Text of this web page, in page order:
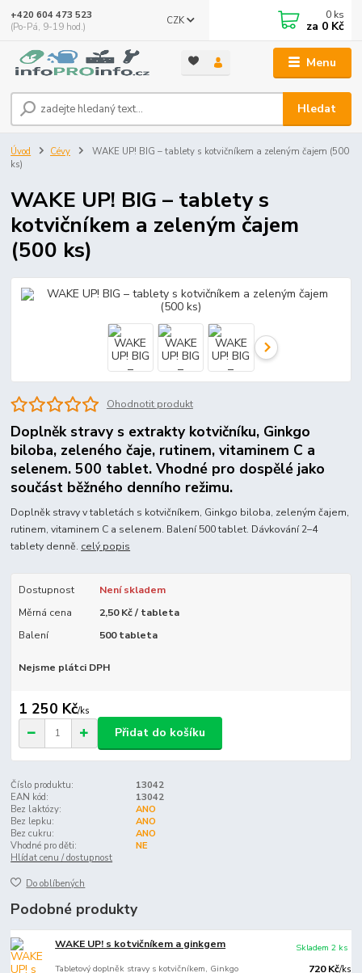
Menu
CZK
Hledat
+420 604 473 523
(Po-Pá, 9-19 hod.)
0 ks
za 0 Kč
Úvod Cévy
WAKE UP! BIG – tablety s kotvičníkem a zeleným čajem (500
ks)
WAKE UP! BIG – tablety s
kotvičníkem a zeleným čajem
(500 ks)
Ohodnotit produkt
Doplněk stravy s extrakty kotvičníku, Ginkgo
biloba, zeleného čaje, rutinem, vitaminem C a
selenem. 500 tablet. Vhodné pro dospělé jako
součást běžného denního režimu.
Doplněk stravy v tabletách s kotvičníkem, Ginkgo biloba, zeleným čajem,
rutinem, vitaminem C a selenem. Balení 500 tablet. Dávkování 2–4
tablety denně. celý popis
Dostupnost
Není skladem
Měrná cena
2,50 Kč / tableta
Balení
500 tableta
Nejsme plátci DPH
1 250 Kč/ks
Přidat do košíku
Číslo produktu:
13042
EAN kód:
13042
Bez laktózy:
ANO
Bez lepku:
ANO
Bez cukru:
ANO
Vhodné pro děti:
NE
Hlídat cenu / dostupnost
Do oblíbených
Podobné produkty
WAKE UP! s kotvičníkem a ginkgem
Tabletový doplněk stravy s kotvičníkem, Ginkgo
720 Kč/ks
Skladem 2 ks